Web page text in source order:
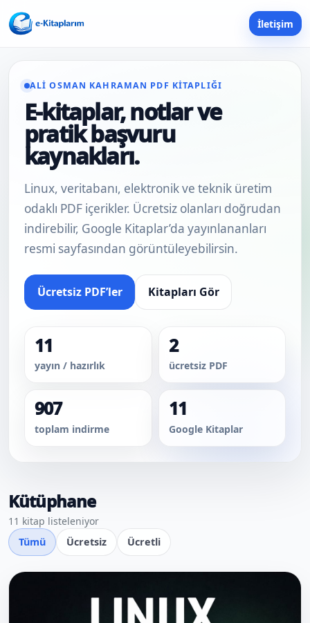
İletişim
ALI OSMAN KAHRAMAN PDF KITAPLIĞI
E-kitaplar, notlar ve
pratik başvuru
kaynakları.
Linux, veritabanı, elektronik ve teknik üretim
odaklı PDF içerikler. Ücretsiz olanları doğrudan
indirebilir, Google Kitaplar’da yayınlananları
resmi sayfasından görüntüleyebilirsin.
Ücretsiz PDF’ler Kitapları Gör
11
yayın / hazırlık
2
ücretsiz PDF
907
toplam indirme
11
Google Kitaplar
Kütüphane
11 kitap listeleniyor
Tümü
Ücretsiz Ücretli